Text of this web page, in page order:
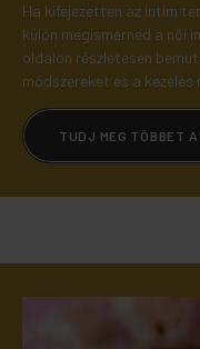
Ha kifejezetten az intim
külön megismerned a női
oldalon részletesen
módszereket és a kezelés
TUDJ MEG TÖBBET